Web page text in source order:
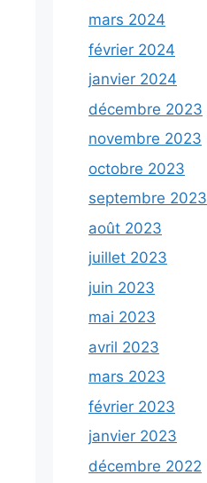
mars 2024
février 2024
janvier 2024
décembre 2023
novembre 2023
octobre 2023
septembre 2023
août 2023
juillet 2023
juin 2023
mai 2023
avril 2023
mars 2023
février 2023
janvier 2023
décembre 2022